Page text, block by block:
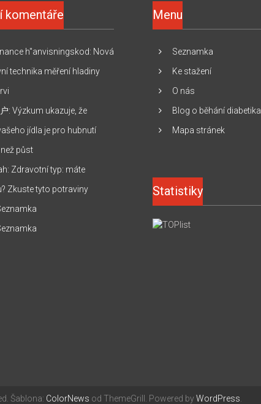
komentáře
h"anvisningskod: Nová
technika měření hladiny
:Výzkum ukazuje, že
jídla je pro hubnutí
půst
: Zdravotní typ: máte
Zkuste tyto potraviny
Menu
Seznamka
Ke stažení
O nás
Blog o běhání diabetika
Mapa stránek
Statistiky
Šablona: ColorNews od ThemeGrill. Powered byWordPress